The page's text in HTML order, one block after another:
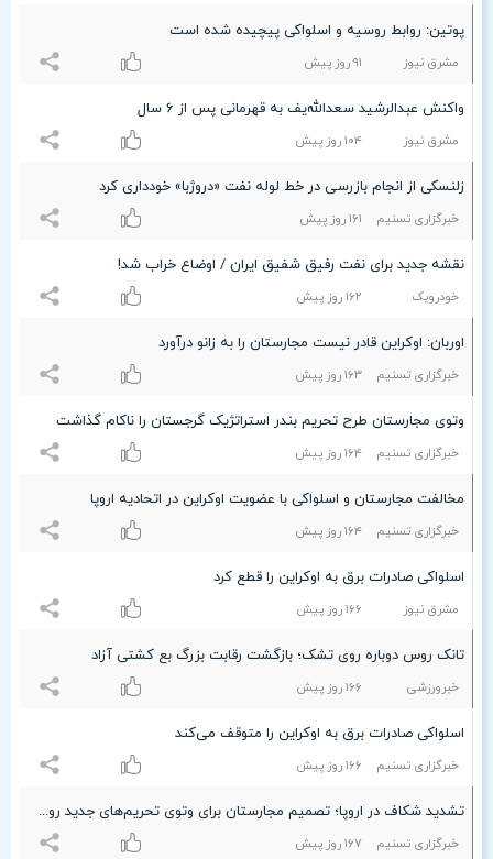
پوتین: روابط روسیه و اسلواکی پیچیده شده است
مشرق نیوز ٩۱ روز پیش
واکنش عبدالرشید سعدالله‌یف به قهرمانی پس از ۶ سال
مشرق نیوز ۱۰۴ روز پیش
زلنسکی از انجام بازرسی در خط لوله نفت «دروژبا» خودداری کرد
خبرگزاری تسنیم ۱۶۱ روز پیش
نقشه جدید برای نفت رفیق شفیق ایران / اوضاع خراب شد!
خودرویک ۱۶۲ روز پیش
اوربان: اوکراین قادر نیست مجارستان را به زانو درآورد
خبرگزاری تسنیم ۱۶٣ روز پیش
وتوی مجارستان طرح تحریم بندر استراتژیک گرجستان را ناکام گذاشت
خبرگزاری تسنیم ۱۶۴ روز پیش
مخالفت مجارستان و اسلواکی با عضویت اوکراین در اتحادیه اروپا
خبرگزاری تسنیم ۱۶۴ روز پیش
اسلواکی صادرات برق به اوکراین را قطع کرد
مشرق نیوز ۱۶۶ روز پیش
تانک روس دوباره روی تشک؛ بازگشت رقابت بزرگ بع کشتی آزاد
خبرورزشی ۱۶۶ روز پیش
اسلواکی صادرات برق به اوکراین را متوقف می‌کند
خبرگزاری تسنیم ۱۶۶ روز پیش
تشدید شکاف در اروپا؛ تصمیم مجارستان برای وتوی تحریم‌های جدید روسیه
خبرگزاری تسنیم ۱۶۷ روز پیش